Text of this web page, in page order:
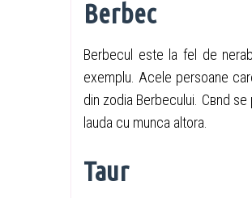
Berbec
Berbecul este la fel de
exemplu. Acele persoane
din zodia Berbecului. Cвnd
lauda cu munca altora.
Taur